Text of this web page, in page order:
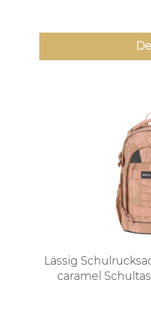
Lässig
caramel